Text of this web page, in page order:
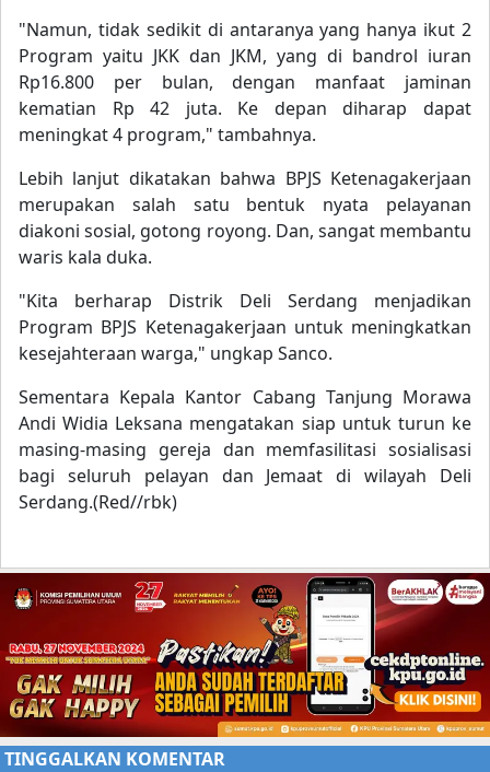
"Namun, tidak sedikit di antaranya yang hanya ikut 2
Program yaitu JKK dan JKM, yang di bandrol iuran
Rp16.800 per bulan, dengan manfaat jaminan
kematian Rp 42 juta. Ke depan diharap dapat
meningkat 4 program," tambahnya.
Lebih lanjut dikatakan bahwa BPJS Ketenagakerjaan
merupakan salah satu bentuk nyata pelayanan
diakoni sosial, gotong royong. Dan, sangat membantu
waris kala duka.
"Kita berharap Distrik Deli Serdang menjadikan
Program BPJS Ketenagakerjaan untuk meningkatkan
kesejahteraan warga," ungkap Sanco.
Sementara Kepala Kantor Cabang Tanjung Morawa
Andi Widia Leksana mengatakan siap untuk turun ke
masing-masing gereja dan memfasilitasi sosialisasi
bagi seluruh pelayan dan Jemaat di wilayah Deli
Serdang.(Red//rbk)
TINGGALKAN KOMENTAR